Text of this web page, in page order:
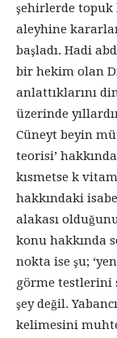
şehirlerde topuk
aleyhine
başladı. Hadi
bir hekim olan
anlattıklarını
üzerinde
Cüneyt beyin
teorisi’
kısmetse k
hakkındaki
alakası
konu hakkında
nokta ise şu;
görme testlerini
şey değil.
kelimesini